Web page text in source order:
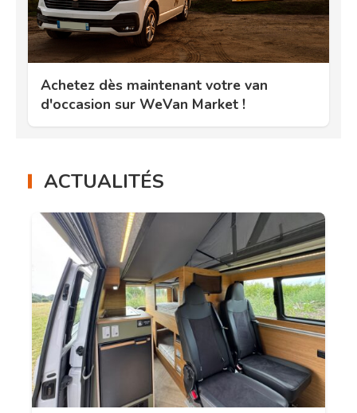
Achetez dès maintenant votre van
d'occasion sur WeVan Market !
ACTUALITÉS